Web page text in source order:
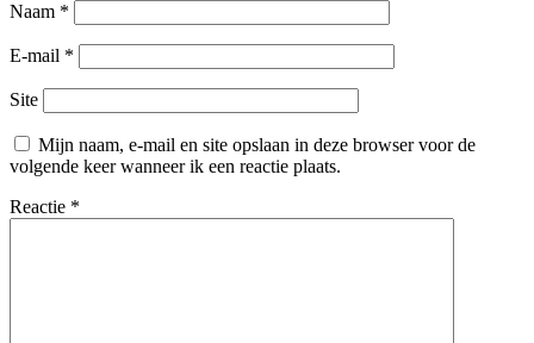
Naam *
E-mail *
Site
Mijn naam, e-mail en site opslaan in deze browser voor de
volgende keer wanneer ik een reactie plaats.
Reactie *